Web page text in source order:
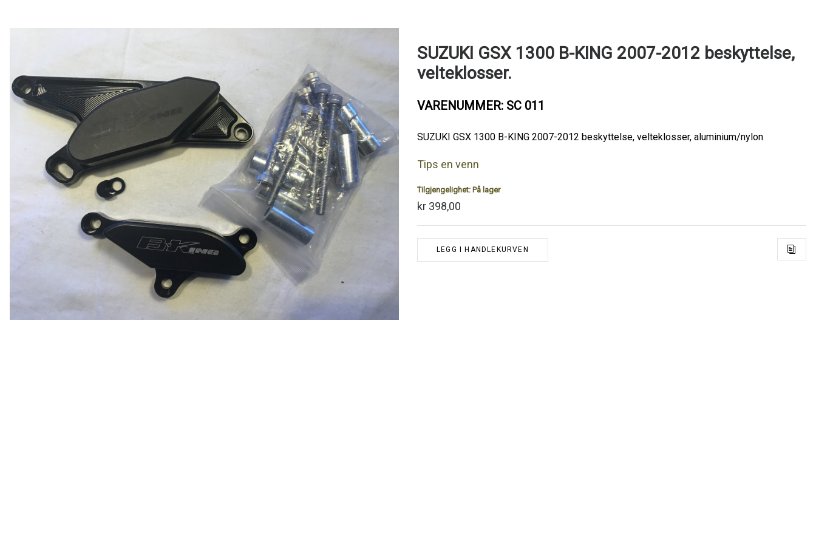
SUZUKI GSX 1300 B-KING 2007-2012 beskyttelse,
velteklosser.
VARENUMMER: SC 011
SUZUKI GSX 1300 B-KING 2007-2012 beskyttelse, velteklosser, aluminium/nylon
Tips en venn
Tilgjengelighet: På lager
kr 398,00
LEGG I HANDLEKURVEN